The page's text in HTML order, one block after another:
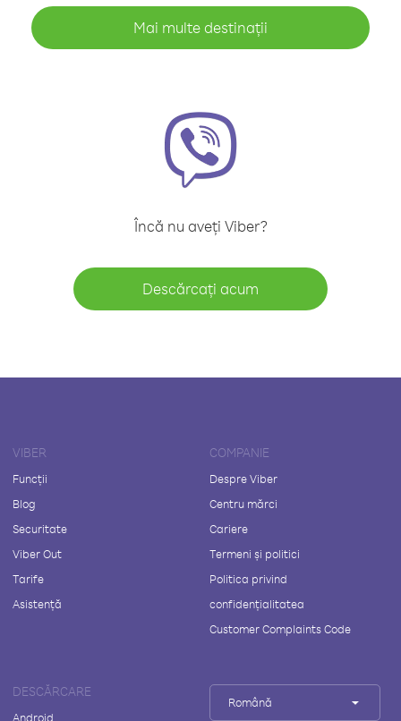
Mai multe destinații
Încă nu aveți Viber?
Descărcați acum
VIBER
Funcții
Blog
Securitate
Viber Out
Tarife
Asistență
COMPANIE
Despre Viber
Centru mărci
Cariere
Termeni și politici
Politica privind
confidențialitatea
Customer Complaints Code
DESCĂRCARE
Android
Română